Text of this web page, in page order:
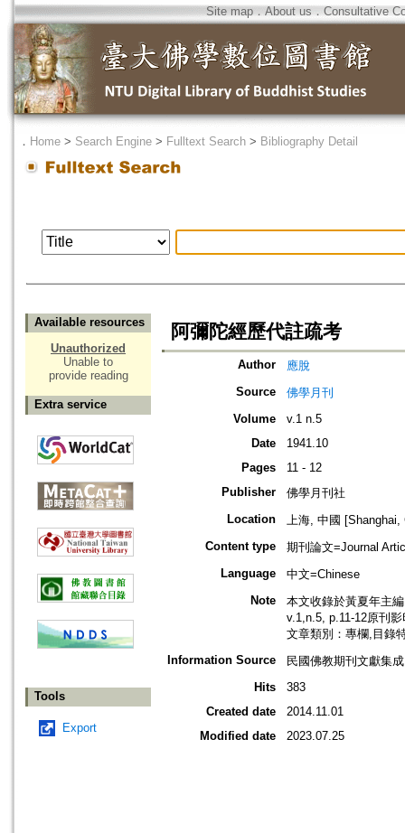
Site map．About us ． Consultative
． Home > Search Engine > Fulltext Search > Bibliography Detail
Available resources
Unauthorized
Unable to
provide reading
Extra service
Tools
Export
阿彌陀經歷代註疏考
Author
應脫
Source
佛學月刊
Volume
v.1 n.5
Date
1941.10
Pages
11 - 12
Publisher
佛學月刊社
Location
上海, 中國 [Shanghai,
Content type
期刊論文=Journal
Language
中文=Chinese
Note
本文收錄於黃夏年主
v.1,n.5, p.11-12原刊影
文章類別：專欄,目錄
Information Source
民國佛教期刊文獻集
Hits
383
Created date
2014.11.01
Modified date
2023.07.25